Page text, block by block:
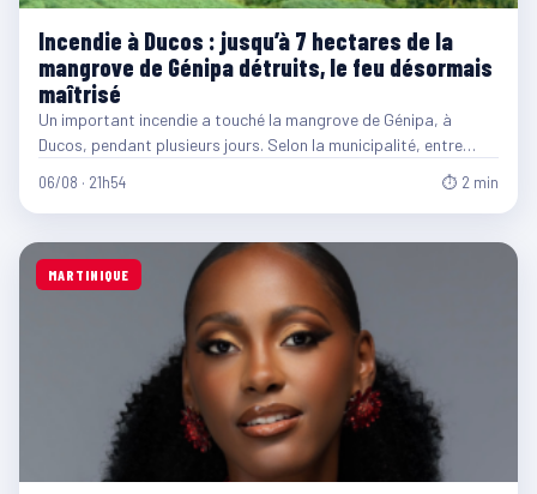
Incendie à Ducos : jusqu’à 7 hectares de la
mangrove de Génipa détruits, le feu désormais
maîtrisé
Un important incendie a touché la mangrove de Génipa, à
Ducos, pendant plusieurs jours. Selon la municipalité, entre…
06/08 · 21h54 ⏱ 2 min
MARTINIQUE